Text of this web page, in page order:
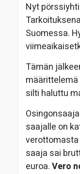
Nyt
Suomessa.
Tämän
määrittelemä
silti haluttu
saajalle on
saaja sai
euroa.Vero